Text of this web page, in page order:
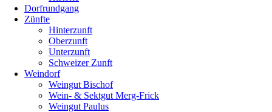
Dorfrundgang
Zünfte
Hinterzunft
Oberzunft
Unterzunft
Schweizer Zunft
Weindorf
Weingut Bischof
Wein- & Sektgut Merg-Frick
Weingut Paulus